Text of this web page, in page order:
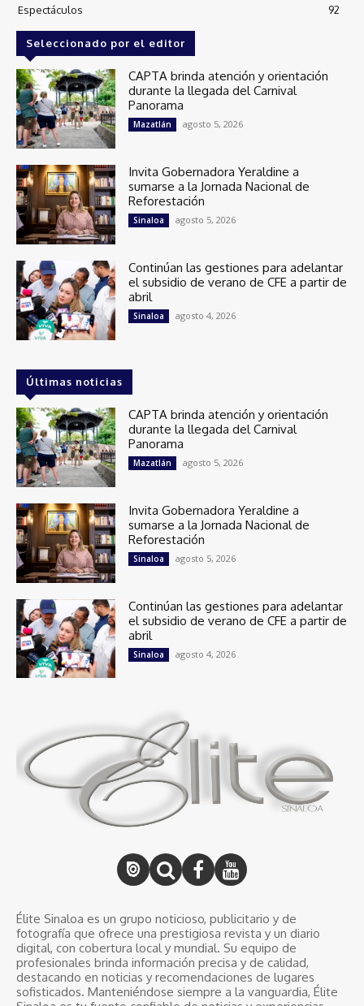
Espectáculos
92
Seleccionado por el editor
CAPTA brinda atención y orientación
durante la llegada del Carnival
Panorama
Mazatlán agosto 5, 2026
Invita Gobernadora Yeraldine a
sumarse a la Jornada Nacional de
Reforestación
Sinaloa agosto 5, 2026
Continúan las gestiones para adelantar
el subsidio de verano de CFE a partir de
abril
Sinaloa agosto 4, 2026
Últimas noticias
CAPTA brinda atención y orientación
durante la llegada del Carnival
Panorama
Mazatlán agosto 5, 2026
Invita Gobernadora Yeraldine a
sumarse a la Jornada Nacional de
Reforestación
Sinaloa agosto 5, 2026
Continúan las gestiones para adelantar
el subsidio de verano de CFE a partir de
abril
Sinaloa agosto 4, 2026
Élite Sinaloa es un grupo noticioso, publicitario y de
fotografía que ofrece una prestigiosa revista y un diario
digital, con cobertura local y mundial. Su equipo de
profesionales brinda información precisa y de calidad,
destacando en noticias y recomendaciones de lugares
sofisticados. Manteniéndose siempre a la vanguardia, Élite